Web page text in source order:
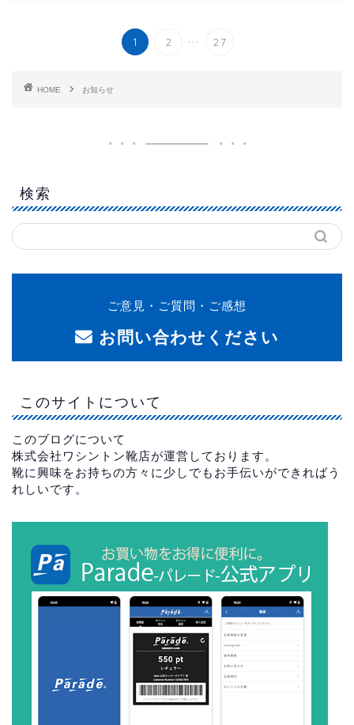
1 2 ... 27
HOME お知らせ
検索
ご意見・ご質問・ご感想
お問い合わせください
このサイトについて
このブログについて
株式会社ワシントン靴店が運営しております。
靴に興味をお持ちの方々に少しでもお手伝いができればう
れしいです。